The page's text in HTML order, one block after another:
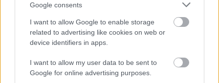
Google consents
I want to allow Google to enable storage
related to advertising like cookies on web or
device identifiers in apps.
I want to allow my user data to be sent to
Google for online advertising purposes.